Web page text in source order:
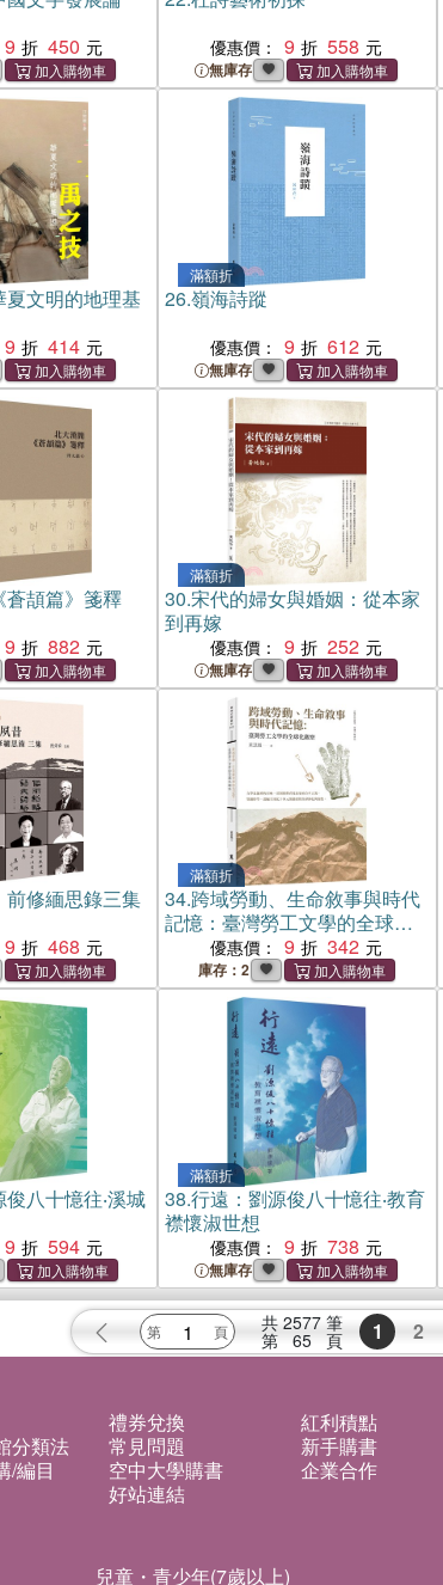
9 450 優惠價： 9 558
無庫存
文明的地理基
9 414
滿額折
26.嶺海詩蹤
優惠價： 9 612
無庫存
蒼頡篇》箋釋
9 882
滿額折
30.宋代的婦女與婚姻：從本家
到再嫁
優惠價： 9 252
無庫存
前修緬思錄三集
9 468
滿額折
34.跨域勞動、生命敘事與時代
記憶：臺灣勞工文學的全球化
優惠價： 9 342
庫存：2
八十憶往‧溪城
9 594
滿額折
38.行遠：劉源俊八十憶往‧教育
襟懷淑世想
優惠價： 9 738
無庫存
共 2577 筆
第 65 頁 1 2
禮券兌換
紅利積點
分類法 常見問題
新手購書
/編目 空中大學購書
企業合作
好站連結
兒童・青少年(7歲以上)